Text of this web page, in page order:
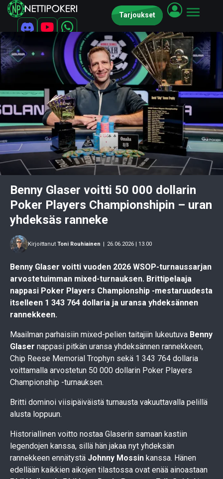
Tarjoukset
Benny Glaser voitti 50 000 dollarin
Poker Players Championshipin – uran
yhdeksäs ranneke
Kirjoittanut Toni Rouhiainen | 26.06.2026 | 13.00
Benny Glaser voitti vuoden 2026 WSOP-turnaussarjan
arvostetuimman mixed-turnauksen. Brittipelaaja
nappasi Poker Players Championship -mestaruudesta
itselleen 1 343 764 dollaria ja uransa yhdeksännen
rannekkeen.
Maailman parhaisiin mixed-pelien taitajiin lukeutuva Benny
Glaser nappasi pitkän uransa yhdeksännen rannekkeen,
Chip Reese Memorial Trophyn sekä 1 343 764 dollaria
voittamalla arvostetun 50 000 dollarin Poker Players
Championship -turnauksen.
Britti dominoi viisipäiväistä turnausta vakuuttavalla pelillä
alusta loppuun.
Historiallinen voitto nostaa Glaserin samaan kastiin
legendojen kanssa, sillä hän jakaa nyt yhdeksän
rannekkeen ennätystä Johnny Mossin kanssa. Hänen
edellään kaikkien aikojen tilastossa ovat enää ainoastaan